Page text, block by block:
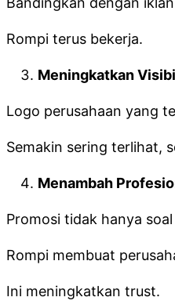
Rompi terus bekerja.
Meningkatkan
Logo perusahaan yang
Semakin sering terlihat,
Menambah
Promosi tidak hanya
Rompi membuat
Ini meningkatkan trust.